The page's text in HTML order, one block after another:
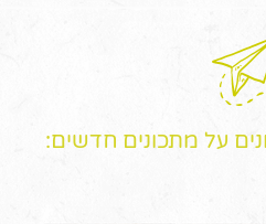
על מתכונים חדשים: